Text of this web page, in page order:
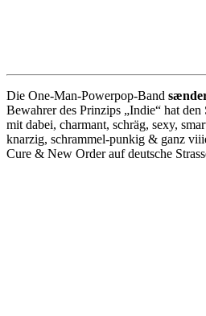
Die One-Man-Powerpop-Band
Bewahrer des Prinzips „Indie“ hat
mit dabei, charmant, schräg, sexy,
knarzig, schrammel-punkig & ganz
Cure & New Order auf deutsche